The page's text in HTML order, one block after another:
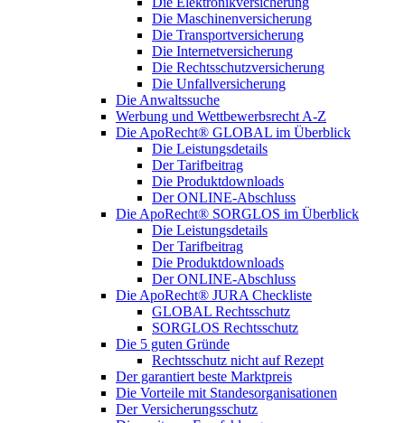
Die Maschinenversicherung
Die Transportversicherung
Die Internetversicherung
Die Rechtsschutzversicherung
Die Unfallversicherung
Die Anwaltssuche
Werbung und Wettbewerbsrecht A-Z
Die ApoRecht® GLOBAL im Überblick
Die Leistungsdetails
Der Tarifbeitrag
Die Produktdownloads
Der ONLINE-Abschluss
Die ApoRecht® SORGLOS im Überblick
Die Leistungsdetails
Der Tarifbeitrag
Die Produktdownloads
Der ONLINE-Abschluss
Die ApoRecht® JURA Checkliste
GLOBAL Rechtsschutz
SORGLOS Rechtsschutz
Die 5 guten Gründe
Rechtsschutz nicht auf Rezept
Der garantiert beste Marktpreis
Die Vorteile mit Standesorganisationen
Der Versicherungsschutz